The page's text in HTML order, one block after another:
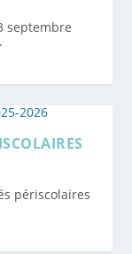
septembre
périscolaires